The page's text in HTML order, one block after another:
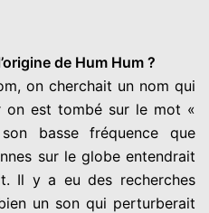
de Hum Hum ?
on cherchait un nom qui
on est tombé sur le mot «
basse fréquence que
sur le globe entendrait
Il y a eu des recherches
un son qui perturberait